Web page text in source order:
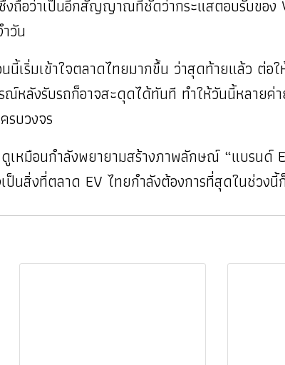
งถือว่าเป็นอีกสัญญาณที่ชัดว่ากระแสตอบรับของ
วัน
เริ่มเข้าใจตลาดไทยมากขึ้น ว่าสุดท้ายแล้ว ต่อ
ณ์หลังรับรถก็อาจสะดุดได้ทันที ทำให้วันนี้หลายค่
บวงจร
หมือนกำลังพยายามสร้างภาพลักษณ์ “แบรนด์
เป็นสิ่งที่ตลาด EV ไทยกำลังต้องการที่สุดในช่วงนี้